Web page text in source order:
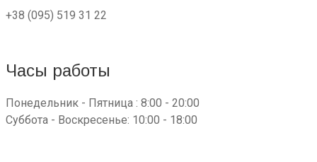
+38 (095) 519 31 22
Часы работы
Понедельник - Пятница : 8:00 - 20:00
Суббота - Воскресенье: 10:00 - 18:00